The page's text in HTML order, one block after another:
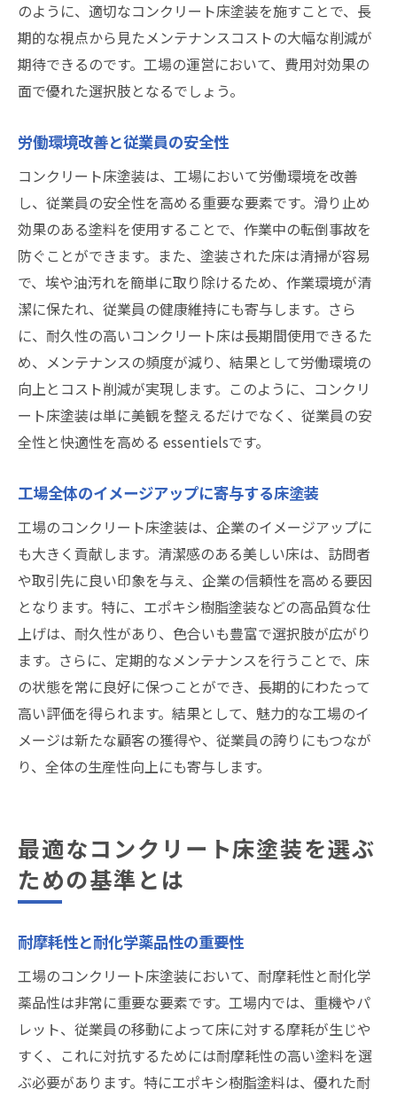
予算内での最適な塗料選び
効果的なメンテナンスプランの立て方
工場環境に適した塗料の選択で生産効率を最大
特定環境に適した塗料の特性
生産性向上に寄与する塗料選び
環境負荷を抑えるエコフレンドリーな選択
作業環境改善と生産効率の関係
塗装による環境配慮の実現
最新技術を取り入れた塗料選定
専門業者に依頼することで得られるベストな結
専門業者に依頼するメリット
適切な業者選びで失敗を防ぐ
プロの技術による高品質な仕上がり
業者が提供するアフターサポート
コストと品質のバランスを取る方法
のように、適切なコンクリート床塗装を施すことで、長
期的な視点から見たメンテナンスコストの大幅な削減が
期待できるのです。工場の運営において、費用対効果の
面で優れた選択肢となるでしょう。
労働環境改善と従業員の安全性
コンクリート床塗装は、工場において労働環境を改善
し、従業員の安全性を高める重要な要素です。滑り止め
効果のある塗料を使用することで、作業中の転倒事故を
防ぐことができます。また、塗装された床は清掃が容易
で、埃や油汚れを簡単に取り除けるため、作業環境が清
潔に保たれ、従業員の健康維持にも寄与します。さら
に、耐久性の高いコンクリート床は長期間使用できるた
め、メンテナンスの頻度が減り、結果として労働環境の
向上とコスト削減が実現します。このように、コンクリ
ート床塗装は単に美観を整えるだけでなく、従業員の安
全性と快適性を高める essentielsです。
工場全体のイメージアップに寄与する床塗装
工場のコンクリート床塗装は、企業のイメージアップに
も大きく貢献します。清潔感のある美しい床は、訪問者
や取引先に良い印象を与え、企業の信頼性を高める要因
となります。特に、エポキシ樹脂塗装などの高品質な仕
上げは、耐久性があり、色合いも豊富で選択肢が広がり
ます。さらに、定期的なメンテナンスを行うことで、床
の状態を常に良好に保つことができ、長期的にわたって
高い評価を得られます。結果として、魅力的な工場のイ
メージは新たな顧客の獲得や、従業員の誇りにもつなが
り、全体の生産性向上にも寄与します。
最適なコンクリート床塗装を選ぶ
ための基準とは
耐摩耗性と耐化学薬品性の重要性
工場のコンクリート床塗装において、耐摩耗性と耐化学
薬品性は非常に重要な要素です。工場内では、重機やパ
レット、従業員の移動によって床に対する摩耗が生じや
すく、これに対抗するためには耐摩耗性の高い塗料を選
ぶ必要があります。特にエポキシ樹脂塗料は、優れた耐